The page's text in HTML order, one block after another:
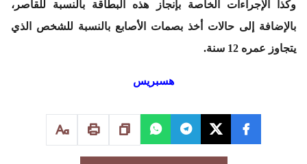
وكذا الإجراءات الخاصة بإنجاز هذه البطاقة بالنسبة للقاصر،
بالإضافة إلى حالات أخذ بصمات الأصابع بالنسبة للشخص الذي
يتجاوز عمره 12 سنة.
هسبريس